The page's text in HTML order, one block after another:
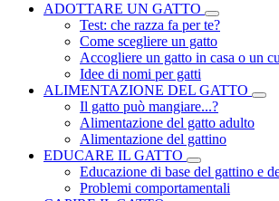
ADOTTARE UN GATTO
Test: che razza fa per te?
Come scegliere un gatto
Accogliere un gatto in casa o un
Idee di nomi per gatti
ALIMENTAZIONE DEL GATTO
Il gatto può mangiare...?
Alimentazione del gatto adulto
Alimentazione del gattino
EDUCARE IL GATTO
Educazione di base del gattino e
Problemi comportamentali